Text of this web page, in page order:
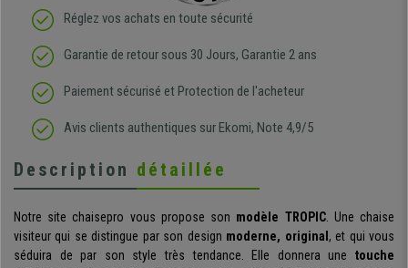
Réglez vos achats en toute sécurité
Garantie de retour sous 30 Jours, Garantie 2 ans
Paiement sécurisé et Protection de l'acheteur
Avis clients authentiques sur Ekomi, Note 4,9/5
Description détaillée
Notre site chaisepro vous propose son modèle TROPIC. Une chaise
visiteur qui se distingue par son design moderne, original , et qui vous
séduira de par son style très tendance. Elle donnera une touche